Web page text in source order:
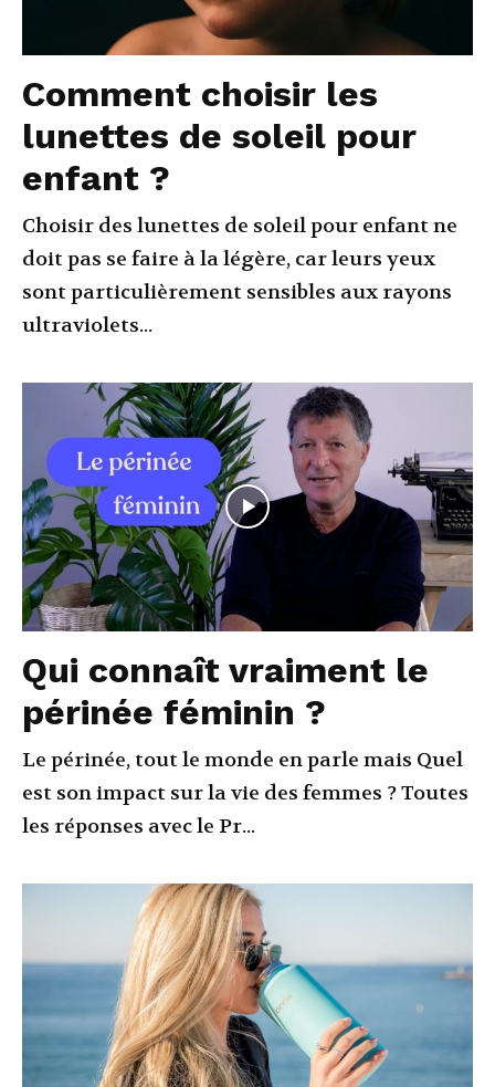
Comment choisir les
lunettes de soleil pour
enfant ?
Choisir des lunettes de soleil pour enfant ne
doit pas se faire à la légère, car leurs yeux
sont particulièrement sensibles aux rayons
ultraviolets...
Qui connaît vraiment le
périnée féminin ?
Le périnée, tout le monde en parle mais Quel
est son impact sur la vie des femmes ? Toutes
les réponses avec le Pr...